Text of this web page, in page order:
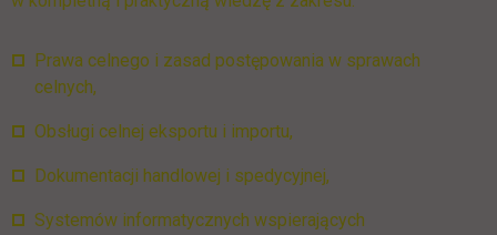
Prawa celnego i zasad postępowania w sprawach
celnych,
Obsługi celnej eksportu i importu,
Dokumentacji handlowej i spedycyjnej,
Systemów informatycznych wspierających